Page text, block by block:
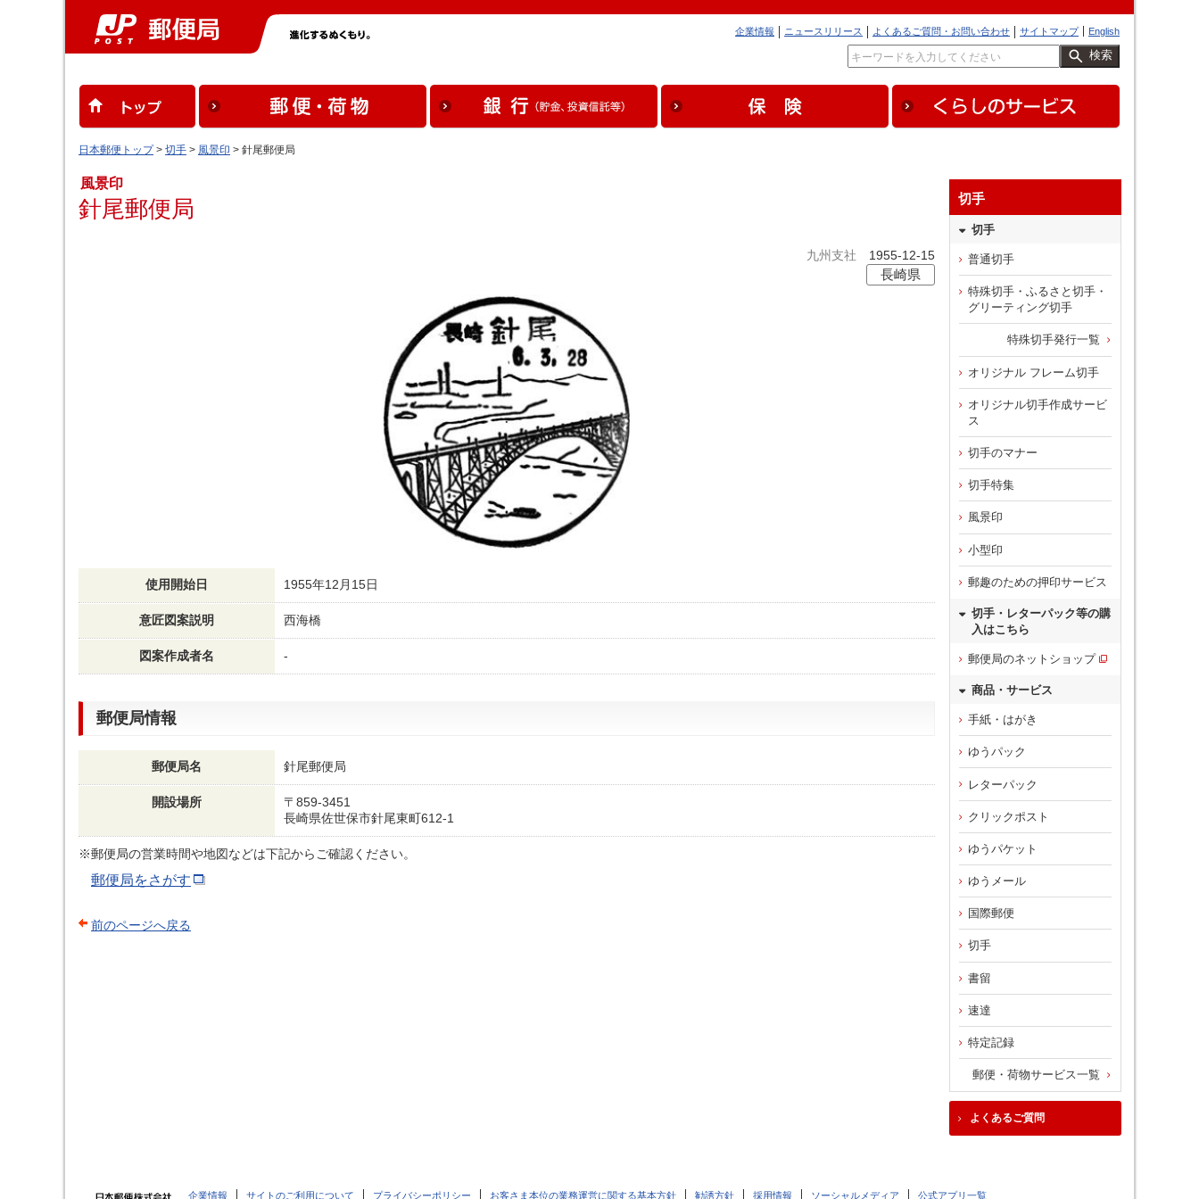
English
サイトマップ
よくあるご質問・お問い合わせ
ニュースリリース
企業情報
検索
日本郵便トップ> 切手 > 風景印 > 針尾郵便局
風景印
針尾郵便局
九州支社 1955-12-15
長崎県
使用開始日 1955年12月15日
意匠図案説明 西海橋
図案作成者名 -
郵便局情報
郵便局名 針尾郵便局
開設場所
〒859-3451
長崎県佐世保市針尾東町612-1
※郵便局の営業時間や地図などは下記からご確認ください。
郵便局をさがす
前のページへ戻る
切手
切手
普通切手
特殊切手・ふるさと切手・
グリーティング切手
特殊切手発行一覧
オリジナル フレーム切手
オリジナル切手作成サービ
ス
切手のマナー
切手特集
風景印
小型印
郵趣のための押印サービス
切手・レターパック等の購
入はこちら
郵便局のネットショップ
商品・サービス
手紙・はがき
ゆうパック
レターパック
クリックポスト
ゆうパケット
ゆうメール
国際郵便
切手
書留
速達
特定記録
郵便・荷物サービス一覧
よくあるご質問
企業情報 サイトのご利用について プライバシーポリシー お客さま本位の業務運営に関する基本方針 勧誘方針 採用情報 ソーシャルメディア 公式アプリ一覧